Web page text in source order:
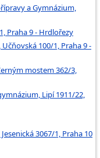
a Gymnázium,
Praha 9 - Hrdlořezy
100/1, Praha 9 -
mostem 362/3,
Lipí 1911/22,
3067/1, Praha 10